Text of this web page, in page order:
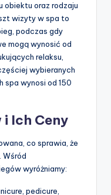
obiektu oraz rodzaju
wizyty w spa to
podczas gdy
mogą wynosić od
relaksu,
wybieranych
spa wynosi od 150
Ich Ceny
co sprawia, że
Wśród
wyróżniamy:
pedicure,